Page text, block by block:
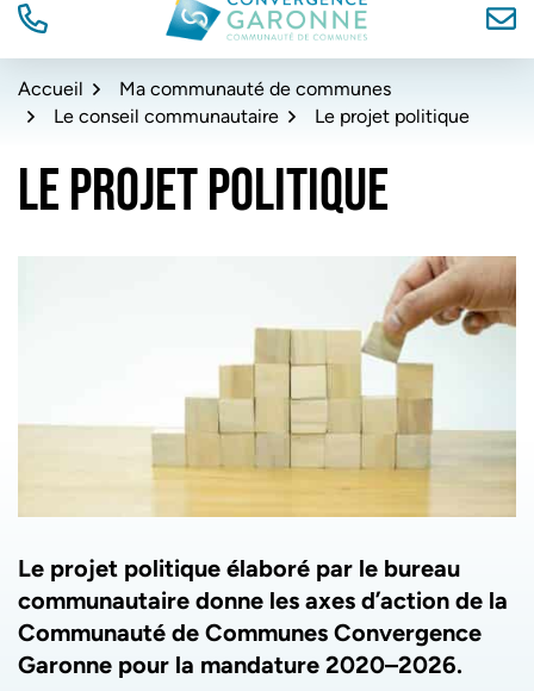
navigation
de TÉL. Convergence Garonne
Accueil
Ma communauté de communes
Le conseil communautaire
Le projet politique
LE PROJET POLITIQUE
Le projet politique élaboré par le bureau
communautaire donne les axes d’action de la
Communauté de Communes Convergence
Garonne pour la mandature 2020–2026.